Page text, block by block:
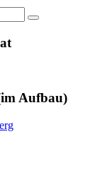
Suchen
Aufbau)